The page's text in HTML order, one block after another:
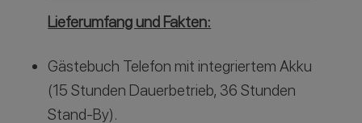
Lieferumfang und Fakten:
Gästebuch Telefon mit integriertem Akku
(15 Stunden Dauerbetrieb, 36 Stunden
Stand-By).